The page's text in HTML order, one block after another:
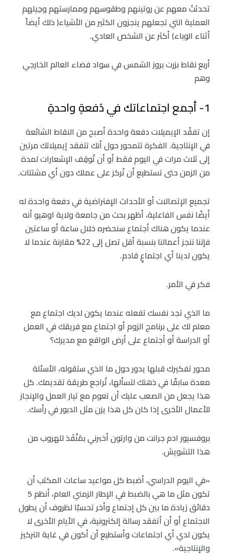
تحدثتُ معهم عن روتينهم وطقوسهم وممارستهم وحِيلهم
العملية التي تجعلهم ينجزون الكثير من الأشياء( ذلك أيضاً
أثناء الوباء) أكثر عن الشخص العادي.
أربع نقاط بزرت بروز الشمس في سواد فضاء العالم الخارجي
وهم
1- أجمع اجتماعاتك في دُفعةٍ واحدةٍ
إن تفقُد الإيميلات دفعة واحدة أصبح من النقاط الشائعة
في الإنتاجية. الفكرة تتمحور حول أنك تتفقد إيميلاتك مرتين
إلى ثلاث مرات في اليوم فقط أو أن تُوقِف الإشعارات لمدة
من الزمن حتى تستطيع أن تُركز على عملك دون أي مشتتات.
تجميع الإتصالات أو الأحداث الإفتراضية في دفعة واحدة له
أيضًا نفس الفاعلية، أظهر بحث من جامعة ولاية اوهيو أنه
عندما يكون هناك أجتماع سنحضره خلال ساعة أو ساعتين
فإننا ننجز أعمالنا بنسبة أقل تصل إلى 22% مقارنة عندما لا
يكون لدينا أي اجتماعٍ قادم.
فكر في الأمر.
ما الذي تجد نفسك تفعله عندما يكون لديك اجتماع مع
معلم لك على برنامج الزوم أو اجتماع مع فريقك في العمل
أو الدراسة أو أجتماع على أرض الواقع مع مديرك؟
محور تفكيرك قبلها يدور حول ما الذي ستقوله، الأسئلة
معدة سابقًا في ذهنك لتسألها، تُراجع طريقة تقديمك. كل
هذا يجعل من الصعب عليك أن تعوم مع تيار العمل والإنجاز
للأعمال الأخرى إذا كان كل هذا يزن مثل الدبور في رأسك.
بروفسيور ادم جرانت من وارتون أخبرني بمَنْفَذ للهروب من
هذا التشويش.
«في اليوم الدراسي، أضبط كل مواعيد ساعات المكتب أن
تكون مثل ما هي بالضبط في الإطار الزمني العام، أنظم 5
دقائق زيادة ما بين كل إجتماع وأخر تحسبًا لظروف أن يطول
الاجتماع أو أن أتفقد رسالة إلكترونية، في الأيام الأخرى لا
يكون لدي أي اجتماعات وأستطيع أن أكون في غاية التركيز
والإنتاجية».